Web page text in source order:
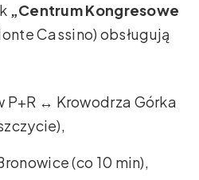
„Centrum Kongresowe
Cassino) obsługują
P+R ↔ Krowodrza Górka
(co 10 min),